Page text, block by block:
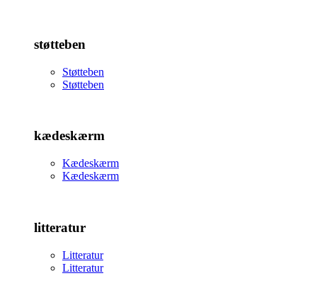
støtteben
Støtteben
Støtteben
kædeskærm
Kædeskærm
Kædeskærm
litteratur
Litteratur
Litteratur